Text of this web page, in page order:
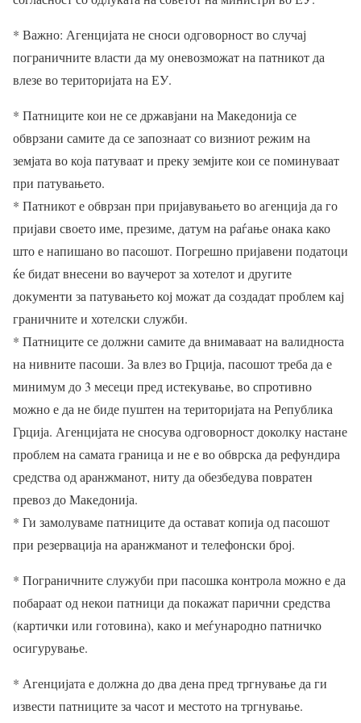
* Важно: Агенцијата не сноси одговорност во случај
пограничните власти да му оневозможат на патникот да
влезе во територијата на ЕУ.
* Патниците кои не се државјани на Македонија се
обврзани самите да се запознаат со визниот режим на
земјата во која патуваат и преку земјите кои се поминуваат
при патувањето.
* Патникот е обврзан при пријавувањето во агенција да го
пријави своето име, презиме, датум на раѓање онака како
што е напишано во пасошот. Погрешно пријавени податоци
ќе бидат внесени во ваучерот за хотелот и другите
документи за патувањето кој можат да создадат проблем кај
граничните и хотелски служби.
* Патниците се должни самите да внимаваат на валидноста
на нивните пасоши. За влез во Грција, пасошот треба да е
минимум до 3 месеци пред истекување, во спротивно
можно е да не биде пуштен на територијата на Република
Грција. Агенцијата не сносува одговорност доколку настане
проблем на самата граница и не е во обврска да рефундира
средства од аранжманот, ниту да обезбедува повратен
превоз до Македонија.
* Ги замолуваме патниците да остават копија од пасошот
при резервација на аранжманот и телефонски број.
* Пограничните служуби при пасошка контрола можно е да
побараат од некои патници да покажат парични средства
(картички или готовина), како и меѓународно патничко
осигурување.
* Агенцијата е должна до два дена пред тргнување да ги
извести патниците за часот и местото на тргнување.